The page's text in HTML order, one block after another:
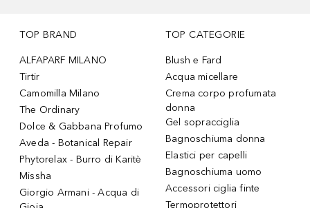
TOP BRAND
ALFAPARF MILANO
Tirtir
Camomilla Milano
The Ordinary
Dolce & Gabbana Profumo
Aveda - Botanical Repair
Phytorelax - Burro di Karitè
Missha
Giorgio Armani - Acqua di
TOP CATEGORIE
Blush e Fard
Acqua micellare
Crema corpo profumata
donna
Gel sopracciglia
Bagnoschiuma donna
Elastici per capelli
Bagnoschiuma uomo
Accessori ciglia finte
Termoprotettori